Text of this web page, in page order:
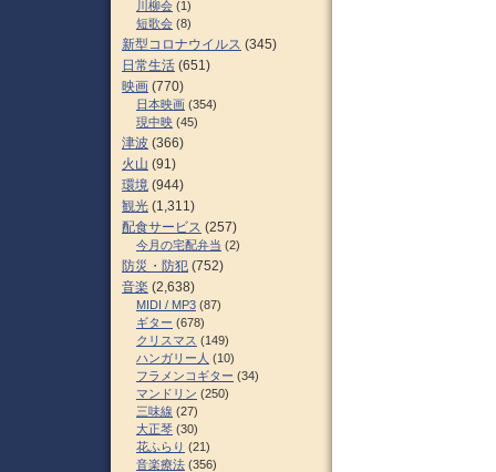
川柳会 (1)
短歌会 (8)
新型コロナウイルス (345)
日常生活 (651)
映画 (770)
日本映画 (354)
現中映 (45)
津波 (366)
火山 (91)
環境 (944)
観光 (1,311)
配食サービス (257)
今月の宅配弁当 (2)
防災・防犯 (752)
音楽 (2,638)
MIDI / MP3 (87)
ギター (678)
クリスマス (149)
ハンガリー人 (10)
フラメンコギター (34)
マンドリン (250)
三味線 (27)
大正琴 (30)
花ふらり (21)
音楽療法 (356)